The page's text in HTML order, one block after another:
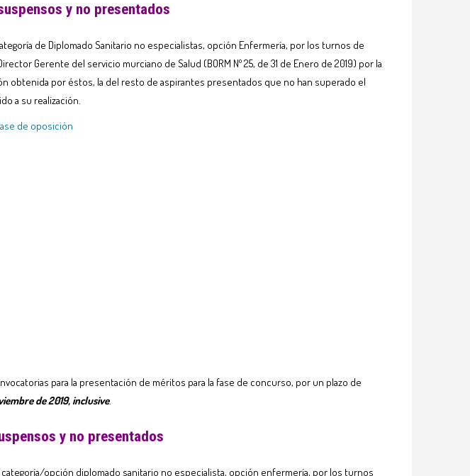
y no presentados
de Diplomado Sanitario no especialistas, opción Enfermería, por los turnos de
Gerente del servicio murciano de Salud (BORM Nº 25, de 31 de Enero de 2019) por la
obtenida por éstos, la del resto de aspirantes presentados que no han superado el
a su realización.
de oposición
para la presentación de méritos para la fase de concurso, por un plazo de
de 2019, inclusive.
y no presentados
opción diplomado sanitario no especialista, opción enfermería, por los turnos